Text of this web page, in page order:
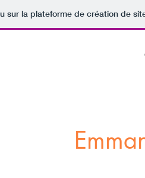
sur la plateforme de création de